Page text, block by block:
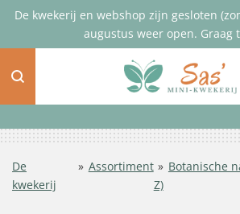
Ga
de
De kwekerij en webshop zijn gesloten
augustus weer open. Graag
De
kwekerij
» Assortiment » Botanische
Z)